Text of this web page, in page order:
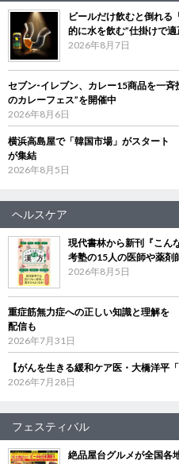
ビールだけ飲むと倒れ
的に水を飲む”仕掛けで
2026年8月7日
セブン‐イレブン、カレー15商品を一
のカレーフェス”を開催中
2026年8月6日
横浜高島屋で「韓国市場」がスタート
が集結
2026年8月5日
ヘルスケア
現代書林から新刊『こ
考塾の15人の医師や薬剤
2026年8月5日
重症筋無力症への正しい知識と理解を
配信も
2026年7月31日
【がんを生きる緩和ケア医・大橋洋平
2026年7月28日
フェスティバル
絶品屋台グルメが全国各